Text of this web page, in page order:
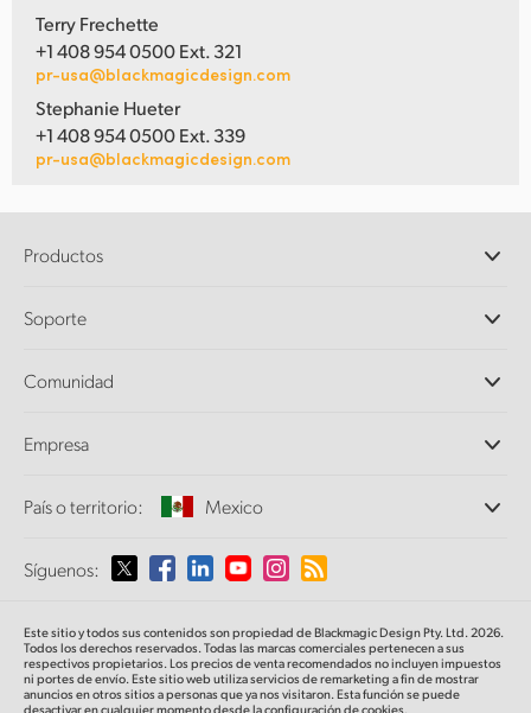
Terry Frechette
+1 408 954 0500 Ext. 321
pr-usa@blackmagicdesign.com
Stephanie Hueter
+1 408 954 0500 Ext. 339
pr-usa@blackmagicdesign.com
Productos
DaVinci Resolve y Fusion
Ultimatte
Captura y reproducción
Conversión de formatos
Supervisión
Almacenamiento en redes
Direccionamiento y distribución
Transmisión y codificación
Soporte
Centro de soporte técnico
Comunidad
Empresa
Perfil empresarial
Medios
País o territorio: Mexico
Selecciona un país o territorio
Australia
Síguenos:
Este sitio y todos sus contenidos son propiedad de Blackmagic Design Pty. Ltd. 2026.
Todos los derechos reservados. Todas las marcas comerciales pertenecen a sus
respectivos propietarios. Los precios de venta recomendados no incluyen impuestos
ni portes de envío. Este sitio web utiliza servicios de remarketing a fin de mostrar
anuncios en otros sitios a personas que ya nos visitaron. Esta función se puede
desactivar en cualquier momento desde la configuración de cookies.